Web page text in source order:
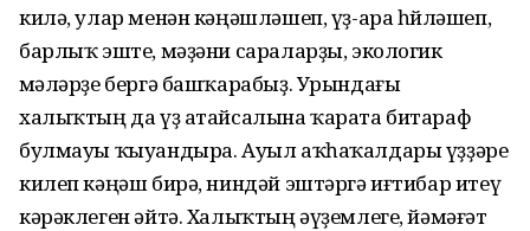
килә, улар менән кәңәшләшеп, үҙ-ара һөйләшеп,
бар­лыҡ эште, мәҙәни сараларҙы, эко­логик
өмәләрҙе бергә баш­ҡарабыҙ. Урындағы
халыҡтың да үҙ атайсалына ҡарата битараф
бул­мауы ҡыуандыра. Ауыл аҡһа­ҡалдары үҙҙәре
килеп кәңәш бирә, ниндәй эштәргә иғтибар итеү
кә­рәк­леген әйтә. Халыҡтың әүҙем­леге, йәмәғәт